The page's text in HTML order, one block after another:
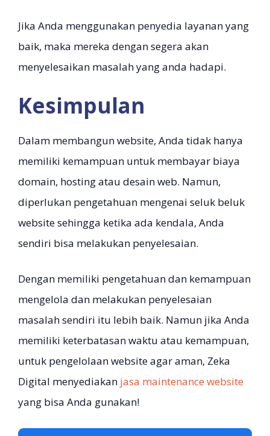
Jika Anda menggunakan penyedia layanan yang
baik, maka mereka dengan segera akan
menyelesaikan masalah yang anda hadapi.
Kesimpulan
Dalam membangun website, Anda tidak hanya
memiliki kemampuan untuk membayar biaya
domain, hosting atau desain web. Namun,
diperlukan pengetahuan mengenai seluk beluk
website sehingga ketika ada kendala, Anda
sendiri bisa melakukan penyelesaian.
Dengan memiliki pengetahuan dan kemampuan
mengelola dan melakukan penyelesaian
masalah sendiri itu lebih baik. Namun jika Anda
memiliki keterbatasan waktu atau kemampuan,
untuk pengelolaan website agar aman, Zeka
Digital menyediakan jasa maintenance website
yang bisa Anda gunakan!